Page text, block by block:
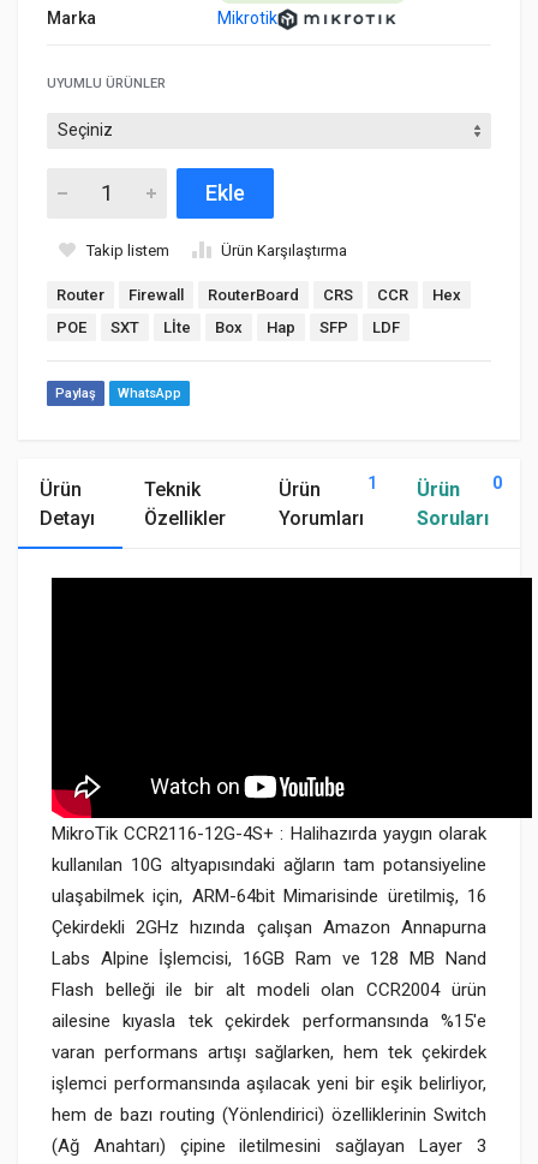
Marka Mikrotik
UYUMLU ÜRÜNLER
Ekle
Takip listem Ürün Karşılaştırma
Router Firewall RouterBoard CRS CCR
Hex
POE
SXT Lİte Box Hap SFP LDF
Paylaş WhatsApp
Ürün
Detayı
Teknik
Özellikler
Ürün
Yorumları
1
Ürün
Soruları
0
MikroTik CCR2116-12G-4S+ : Halihazırda yaygın olarak
kullanılan 10G altyapısındaki ağların tam potansiyeline
ulaşabilmek için, ARM-64bit Mimarisinde üretilmiş, 16
Çekirdekli 2GHz hızında çalışan Amazon Annapurna
Labs Alpine İşlemcisi, 16GB Ram ve 128 MB Nand
Flash belleği ile bir alt modeli olan CCR2004 ürün
ailesine kıyasla tek çekirdek performansında %15'e
varan performans artışı sağlarken, hem tek çekirdek
işlemci performansında aşılacak yeni bir eşik belirliyor,
hem de bazı routing (Yönlendirici) özelliklerinin Switch
(Ağ Anahtarı) çipine iletilmesini sağlayan Layer 3